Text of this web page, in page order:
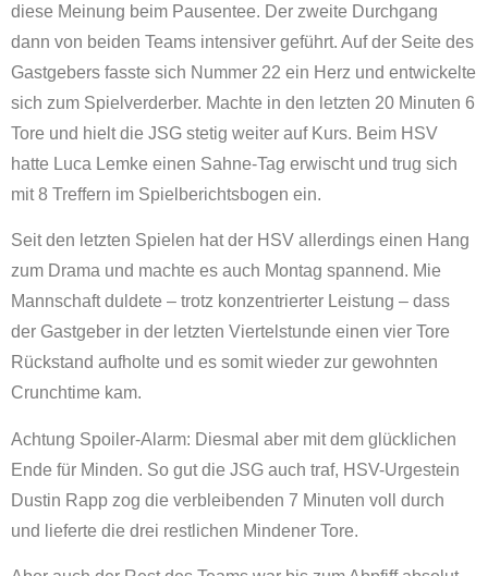
diese Meinung beim Pausentee. Der zweite Durchgang
dann von beiden Teams intensiver geführt. Auf der Seite des
Gastgebers fasste sich Nummer 22 ein Herz und entwickelte
sich zum Spielverderber. Machte in den letzten 20 Minuten 6
Tore und hielt die JSG stetig weiter auf Kurs. Beim HSV
hatte Luca Lemke einen Sahne-Tag erwischt und trug sich
mit 8 Treffern im Spielberichtsbogen ein.
Seit den letzten Spielen hat der HSV allerdings einen Hang
zum Drama und machte es auch Montag spannend. Mie
Mannschaft duldete – trotz konzentrierter Leistung – dass
der Gastgeber in der letzten Viertelstunde einen vier Tore
Rückstand aufholte und es somit wieder zur gewohnten
Crunchtime kam.
Achtung Spoiler-Alarm: Diesmal aber mit dem glücklichen
Ende für Minden. So gut die JSG auch traf, HSV-Urgestein
Dustin Rapp zog die verbleibenden 7 Minuten voll durch
und lieferte die drei restlichen Mindener Tore.